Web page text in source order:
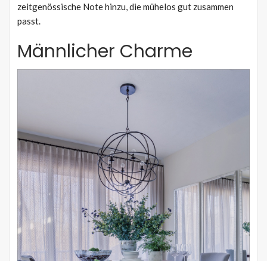
zeitgenössische Note hinzu, die mühelos gut zusammen
passt.
Männlicher Charme